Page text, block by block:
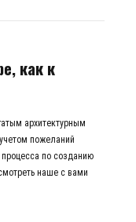
как к
архитектурным
пожеланий
по созданию
наше с вами